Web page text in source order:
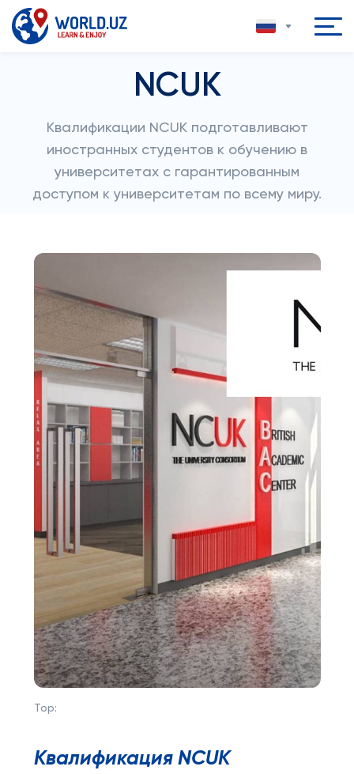
NCUK
Квалификации NCUK подготавливают
иностранных студентов к обучению в
университетах с гарантированным
доступом к университетам по всему миру.
Top:
Квалификация NCUK